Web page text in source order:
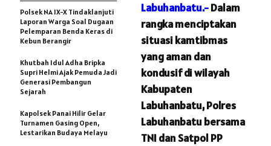
Labuhanbatu.-Dalam
rangka menciptakan
situasi kamtibmas
yang aman dan
kondusif di wilayah
Kabupaten
Labuhanbatu, Polres
Labuhanbatu bersama
TNI dan Satpol PP
Polsek NA IX-X Tindaklanjuti
Laporan Warga Soal Dugaan
Pelemparan Benda Keras di
Kebun Berangir
Khutbah Idul Adha Bripka
Supri Helmi Ajak Pemuda Jadi
Generasi Pembangun
Sejarah
Kapolsek Panai Hilir Gelar
Turnamen Gasing Open,
Lestarikan Budaya Melayu